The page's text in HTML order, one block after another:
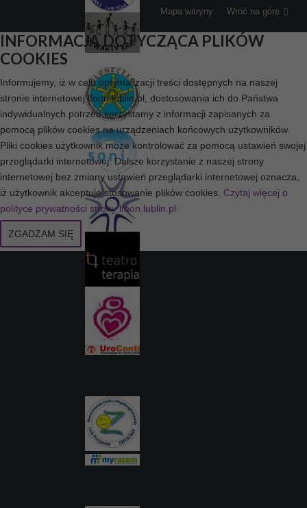
Mapa witryny Wróć na górę
INFORMACJA DOTYCZĄCA PLIKÓW
COOKIES
Informujemy, iż w celu optymalizacji treści dostępnych na naszej
stronie internetowej lfoon.lublin.pl, dostosowania ich do Państwa
indywidualnych potrzeb korzystamy z informacji zapisanych za
pomocą plików cookies na urządzeniach końcowych użytkowników.
Pliki cookies użytkownik może kontrolować za pomocą ustawień swojej
przeglądarki internetowej. Dalsze korzystanie z naszej strony
internetowej bez zmiany ustawień przeglądarki internetowej oznacza,
iż użytkownik akceptuje stosowanie plików cookies. Czytaj więcej o
polityce prywatności strony lfoon.lublin.pl
ZGADZAM SIĘ